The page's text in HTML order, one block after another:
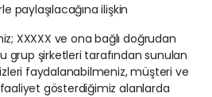
paylaşılacağına ilişkin
XXXXX ve ona bağlı doğrudan
grup şirketleri tarafından sunulan
faydalanabilmeniz, müşteri ve
gösterdiğimiz alanlarda